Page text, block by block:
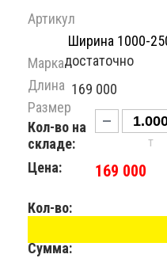
Артикул
Ширина 1000-
Марка
Длина
Размер
Кол-во на
складе:
достаточно
Цена:
169 000
Кол-во:
т
Сумма:
169 000